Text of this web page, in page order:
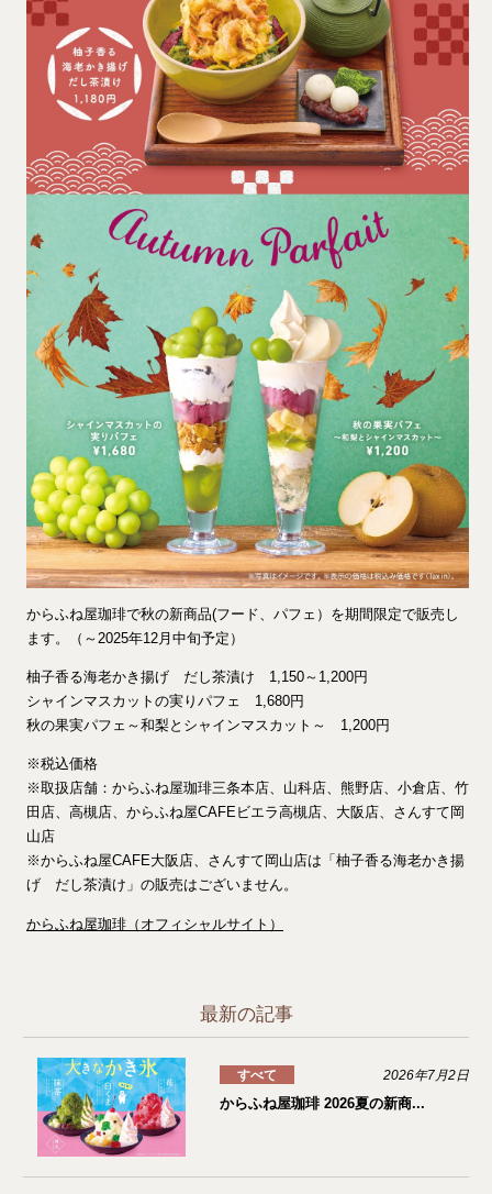
からふね屋珈琲で秋の新商品(フード、パフェ）を期間限定で販売し
ます。（～2025年12月中旬予定）
柚子香る海老かき揚げ だし茶漬け 1,150～1,200円
シャインマスカットの実りパフェ 1,680円
秋の果実パフェ～和梨とシャインマスカット～ 1,200円
※税込価格
※取扱店舗：からふね屋珈琲三条本店、山科店、熊野店、小倉店、竹
田店、高槻店、からふね屋CAFEビエラ高槻店、大阪店、さんすて岡
山店
※からふね屋CAFE大阪店、さんすて岡山店は「柚子香る海老かき揚
げ だし茶漬け」の販売はございません。
からふね屋珈琲（オフィシャルサイト）
最新の記事
すべて 2026年7月2日
からふね屋珈琲 2026夏の新商...